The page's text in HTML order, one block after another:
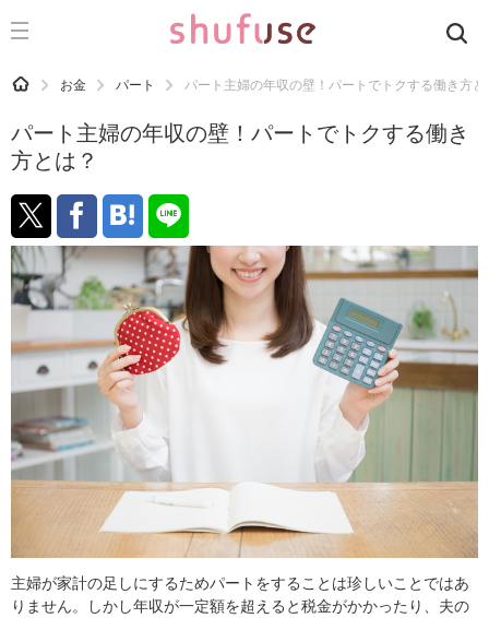
CATEGORY 記事カテゴリ
運気
洗濯
生活の知恵
お金
掃除
マナー
趣味
食材辞典
HOME お金 パート パート主婦の年収の壁！パートでトクする働き方と
パート主婦の年収の壁！パートでトクする働き
方とは？
主婦が家計の足しにするためパートをすることは珍しいことではあ
りません。しかし年収が一定額を超えると税金がかかったり、夫の